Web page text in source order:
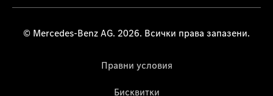
© Mercedes-Benz AG. 2026. Всички права запазени.
Правни условия
Бисквитки